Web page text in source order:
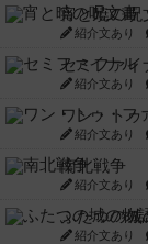
宵と暁の呪
紹介文あり
セミファ
紹介文あり
ワン・トゥ
紹介文あり
南北戦争
紹介文あり
ふたつの城
紹介文あり